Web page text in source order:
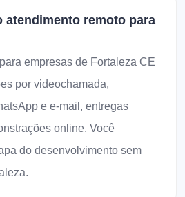
atendimento remoto para
empresas de Fortaleza CE
por videochamada,
e e-mail, entregas
online. Você
do desenvolvimento sem